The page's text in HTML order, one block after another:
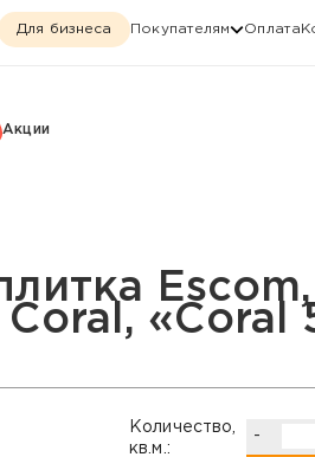
Для бизнеса Покупателям Оплата
Акции
5415»
Escom,
«Coral
Количество,
кв.м.:
-